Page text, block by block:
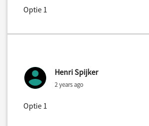
Optie 1
Henri Spijker
2 years ago
Optie 1